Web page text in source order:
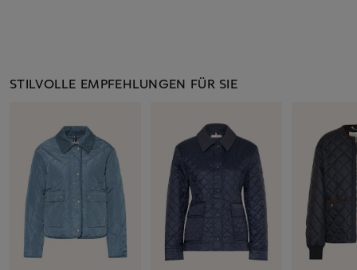
STILVOLLE EMPFEHLUNGEN FÜR SIE